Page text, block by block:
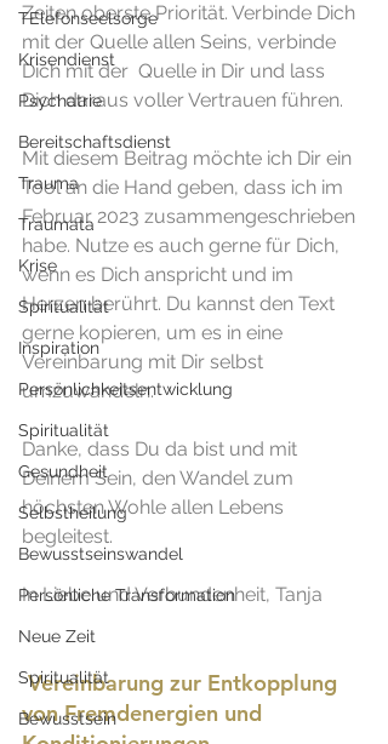
TElefonseelsorge
Krisendienst
Psychatrie
Bereitschaftsdienst
Trauma
Traumata
Krise
Spiritualität
Inspiration
Persönlichkeitsentwicklung
Spiritualität
Gesundheit
Selbstheilung
Bewusstseinswandel
Persönliche Transformation
Neue Zeit
Spiritualität
Bewusstsein
Zeiten oberste Priorität. Verbinde Dich
mit der Quelle allen Seins, verbinde
Dich mit der  Quelle in Dir und lass
Dich daraus voller Vertrauen führen.
Mit diesem Beitrag möchte ich Dir ein
Tool an die Hand geben, dass ich im
Februar 2023 zusammengeschrieben
habe. Nutze es auch gerne für Dich,
wenn es Dich anspricht und im
Herzen berührt. Du kannst den Text
gerne kopieren, um es in eine
Vereinbarung mit Dir selbst
umzuwandeln.
Danke, dass Du da bist und mit
Deinem Sein, den Wandel zum
höchsten Wohle allen Lebens
begleitest.
In Liebe und Verbundenheit, Tanja
Vereinbarung zur Entkopplung
von Fremdenergien und